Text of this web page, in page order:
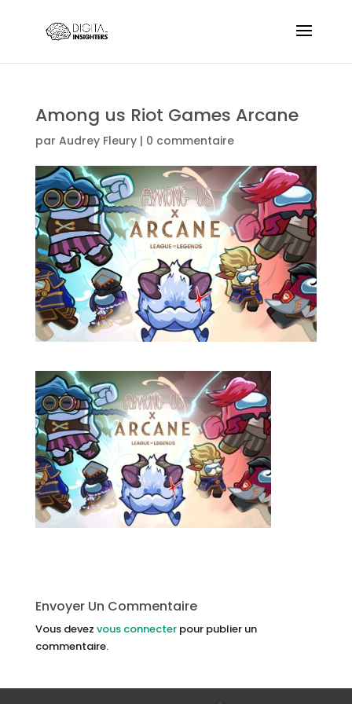
Among us Riot Games Arcane
par Audrey Fleury| 0 commentaire
Envoyer Un Commentaire
Vous devez vous connecterpour publier un
commentaire.